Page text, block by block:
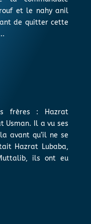
et le nahy anil
de quitter cette
frères : Hazrat
Usman. Il a vu ses
avant qu’il ne se
Hazrat Lubaba,
ils ont eu